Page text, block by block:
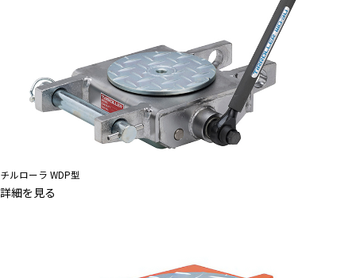
チルローラ WDP型
詳細を見る